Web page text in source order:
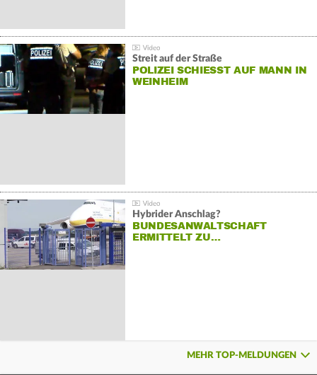
Streit auf der Straße
POLIZEI SCHIESST AUF MANN IN W
EINHEIM
Hybrider Anschlag?
BUNDESANWALTSCHAFT
ERMITTELT ZU…
MEHR TOP-MELDUNGEN